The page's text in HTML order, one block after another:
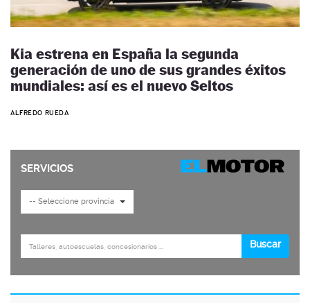
Kia estrena en España la segunda
generación de uno de sus grandes éxitos
mundiales: así es el nuevo Seltos
ALFREDO RUEDA